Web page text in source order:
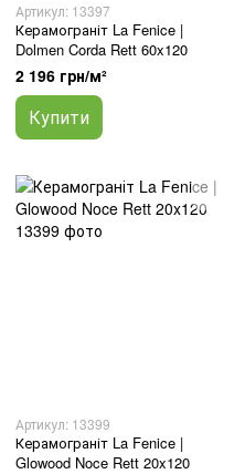
Артикул: 13397
Керамограніт La Fenice |
Dolmen Corda Rett 60x120
2 196 грн/м²
Купити
Артикул: 13399
Керамограніт La Fenice |
Glowood Noce Rett 20x120